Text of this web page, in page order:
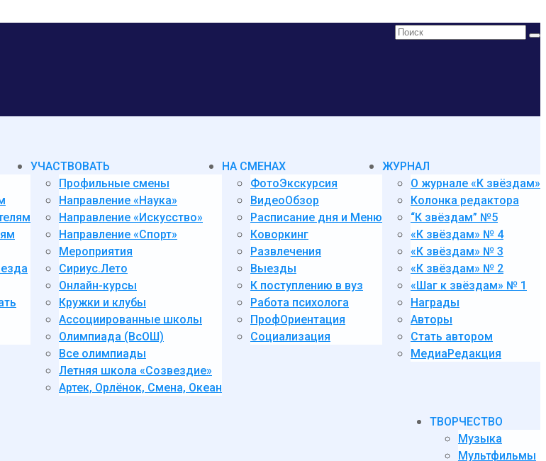
Поиск:
УЧАСТВОВАТЬ
Профильные смены
Направление «Наука»
Направление «Искусство»
Направление «Спорт»
Мероприятия
Сириус.Лето
Онлайн-курсы
Кружки и клубы
Ассоциированные школы
Олимпиада (ВсОШ)
Все олимпиады
Летняя школа «Созвездие»
Артек, Орлёнок, Смена, Океан
НА СМЕНАХ
ФотоЭкскурсия
ВидеоОбзор
Расписание дня и Меню
Коворкинг
Развлечения
Выезды
К поступлению в вуз
Работа психолога
ПрофОриентация
Социализация
ЖУРНАЛ
О журнале «К звёздам»
Колонка редактора
“К звёздам” №5
«К звёздам» № 4
«К звёздам» № 3
«К звёздам» № 2
«Шаг к звёздам» № 1
Награды
Авторы
Стать автором
МедиаРедакция
ТВОРЧЕСТВО
Музыка
Мультфильмы